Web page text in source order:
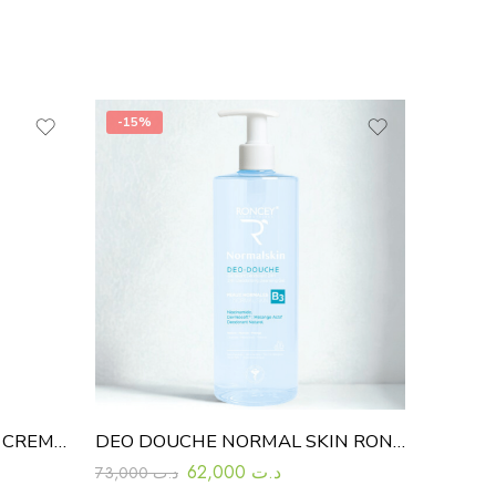
ROGE CAV DERMATO-UHT CREME LAVANTE SURGRAS 500 ML
-15%
DEO DOUCHE NORMAL SKIN RONCEY 1L
د.ت73,000 د.ت